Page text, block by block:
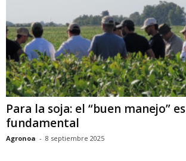
Para la soja: el “buen manejo” es
fundamental
Agronoa - 8 septiembre 2025